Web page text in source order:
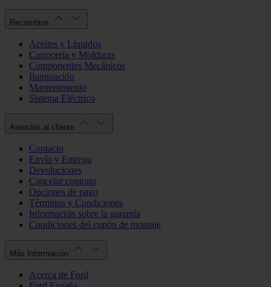
Recambios
Aceites y Líquidos
Carrocería y Molduras
Componentes Mecánicos
Iluminación
Mantenimiento
Sistema Eléctrico
Atención al cliente
Contacto
Envío y Entrega
Devoluciones
Cancelar contrato
Opciones de pago
Términos y Condiciones
Información sobre la garantía
Condiciones del cupón de montaje
Más Información
Acerca de Ford